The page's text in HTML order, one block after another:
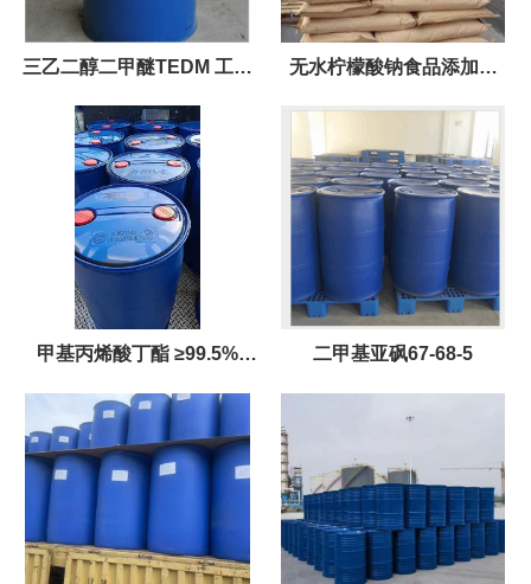
三乙二醇二甲醚TEDM 工业
级 国标99% 溶剂 增塑剂
无水柠檬酸钠食品添加剂
25kg/袋，粗细目数都有
甲基丙烯酸丁酯 ≥99.5%
180kg/桶 97-88-1
二甲基亚砜67-68-5